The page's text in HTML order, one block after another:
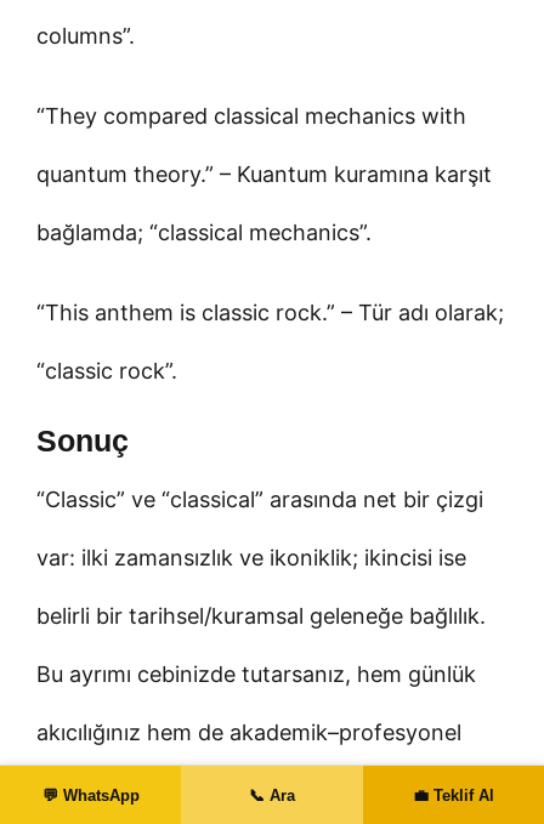
columns”.
“They compared classical mechanics with
quantum theory.” – Kuantum kuramına karşıt
bağlamda; “classical mechanics”.
“This anthem is classic rock.” – Tür adı olarak;
“classic rock”.
Sonuç
“Classic” ve “classical” arasında net bir çizgi
var: ilki zamansızlık ve ikoniklik; ikincisi ise
belirli bir tarihsel/kuramsal geleneğe bağlılık.
Bu ayrımı cebinizde tutarsanız, hem günlük
akıcılığınız hem de akademik–profesyonel
doğruluğunuz belirgin şekilde artar.
💬 WhatsApp 📞 Ara 💼 Teklif Al